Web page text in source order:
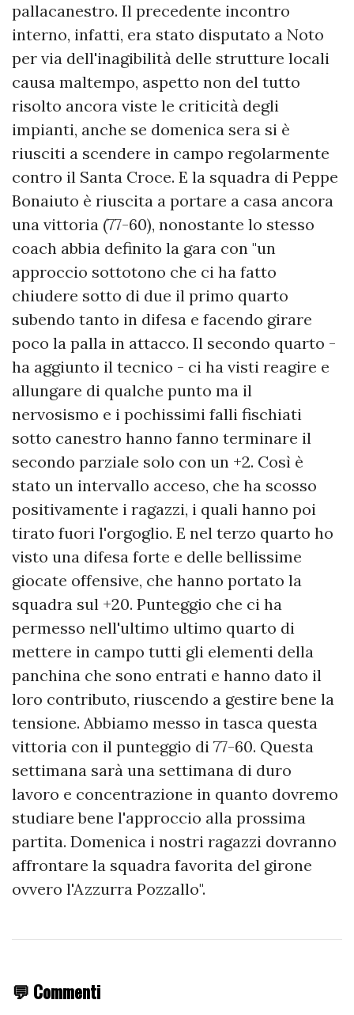
pallacanestro. Il precedente incontro
interno, infatti, era stato disputato a Noto
per via dell'inagibilità delle strutture locali
causa maltempo, aspetto non del tutto
risolto ancora viste le criticità degli
impianti, anche se domenica sera si è
riusciti a scendere in campo regolarmente
contro il Santa Croce. E la squadra di Peppe
Bonaiuto è riuscita a portare a casa ancora
una vittoria (77-60), nonostante lo stesso
coach abbia definito la gara con "un
approccio sottotono che ci ha fatto
chiudere sotto di due il primo quarto
subendo tanto in difesa e facendo girare
poco la palla in attacco. Il secondo quarto -
ha aggiunto il tecnico - ci ha visti reagire e
allungare di qualche punto ma il
nervosismo e i pochissimi falli fischiati
sotto canestro hanno fanno terminare il
secondo parziale solo con un +2. Così è
stato un intervallo acceso, che ha scosso
positivamente i ragazzi, i quali hanno poi
tirato fuori l'orgoglio. E nel terzo quarto ho
visto una difesa forte e delle bellissime
giocate offensive, che hanno portato la
squadra sul +20. Punteggio che ci ha
permesso nell'ultimo ultimo quarto di
mettere in campo tutti gli elementi della
panchina che sono entrati e hanno dato il
loro contributo, riuscendo a gestire bene la
tensione. Abbiamo messo in tasca questa
vittoria con il punteggio di 77-60. Questa
settimana sarà una settimana di duro
lavoro e concentrazione in quanto dovremo
studiare bene l'approccio alla prossima
partita. Domenica i nostri ragazzi dovranno
affrontare la squadra favorita del girone
ovvero l'Azzurra Pozzallo".
💬 Commenti